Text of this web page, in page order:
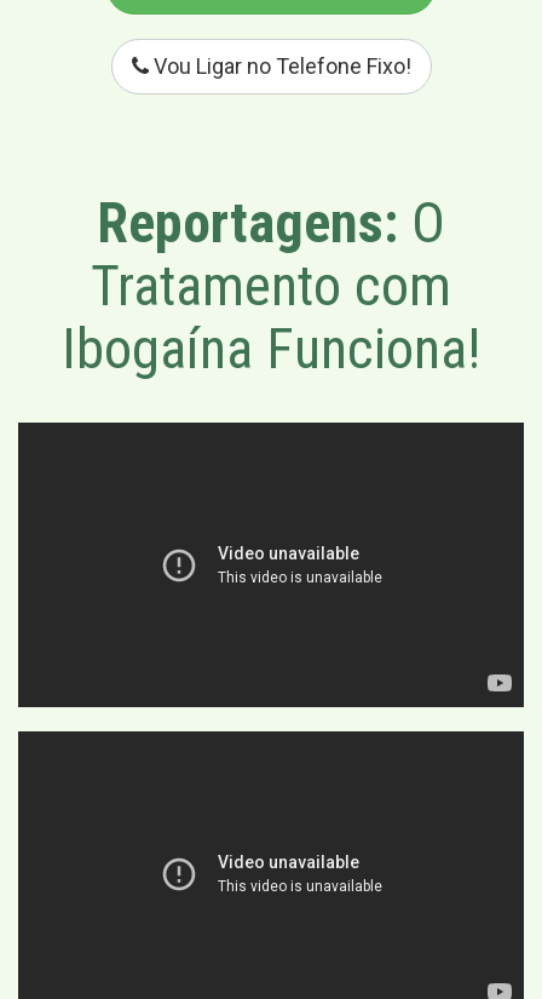
Vou Ligar no Telefone Fixo!
Reportagens: O
Tratamento com
Ibogaína Funciona!